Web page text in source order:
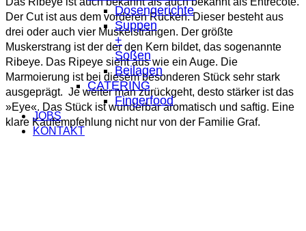
Dosengerichte
Suppen
+
Soßen
Beilagen
CATERING
Fingerfood
JOBS
KONTAKT
Der Cut ist aus dem vorderen Rücken. Dieser besteht aus
drei oder auch vier Muskelsträngen. Der größte
Muskerstrang ist der der den Kern bildet, das sogenannte
Ribeye. Das Ripeye sieht aus wie ein Auge. Die
Marmoierung ist bei diesem besonderen Stück sehr stark
ausgeprägt. Je weiter man zurückgeht, desto stärker ist das
»Eye«. Das Stück ist wunderbar aromatisch und saftig. Eine
klare Kaufempfehlung nicht nur von der Familie Graf.